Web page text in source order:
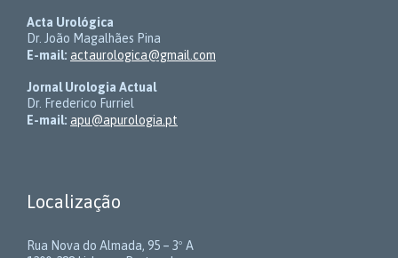
Acta Urológica
Dr. João Magalhães Pina
E-mail: actaurologica@gmail.com
Jornal Urologia Actual
Dr. Frederico Furriel
E-mail: apu@apurologia.pt
Localização
Rua Nova do Almada, 95 – 3º A